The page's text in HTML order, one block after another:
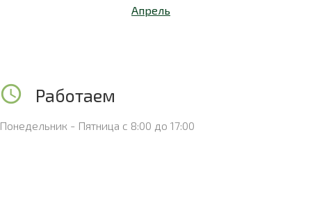
Апрель
Работаем
Понедельник - Пятница с 8:00 до 17:00